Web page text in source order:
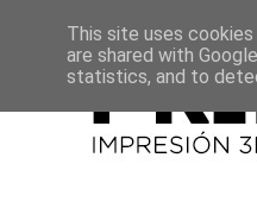
This site uses
are shared with
statistics, and to